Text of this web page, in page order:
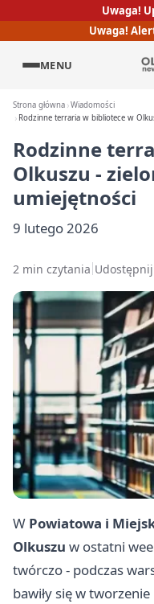
Uwaga!
Uwaga!
MENU
Strona główna Wiadomości
Rodzinne terraria w bibliotece w
Rodzinne
Olkuszu -
umiejętności
9 lutego 2026
2 min czytania Udostępnij
W Powiatowa i
Olkuszu w ostatni
twórczo - podczas
bawiły się w